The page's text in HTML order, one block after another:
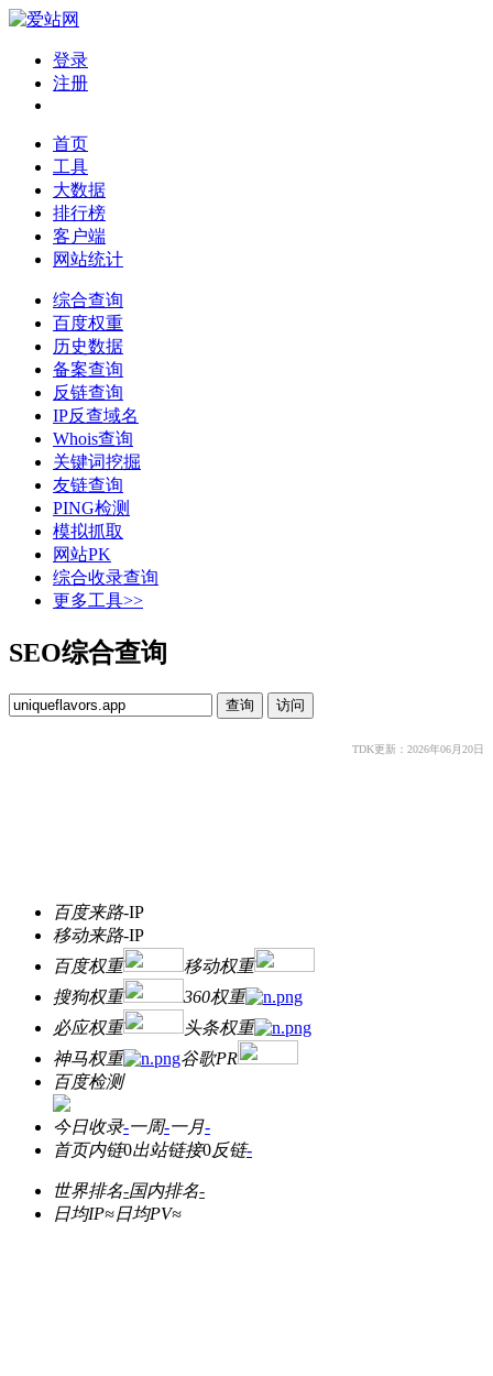
登录
注册
首页
工具
大数据
排行榜
客户端
网站统计
综合查询
百度权重
历史数据
备案查询
反链查询
IP反查域名
Whois查询
关键词挖掘
友链查询
PING检测
模拟抓取
网站PK
综合收录查询
更多工具>>
SEO综合查询
TDK更新：2026年06月20日
百度来路-IP
移动来路-IP
百度权重
移动权重
搜狗权重
360权重
必应权重
头条权重
神马权重
谷歌PR
百度检测
今日收录-一周-一月-
首页内链0出站链接0反链-
世界排名-国内排名-
日均IP≈日均PV≈